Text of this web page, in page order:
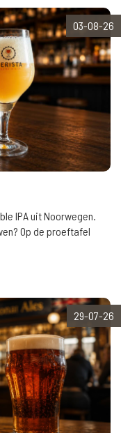
03-08-26
IPA uit Noorwegen.
Op de proeftafel
29-07-26